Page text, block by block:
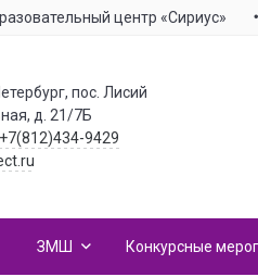
центр «Сириус»
пос. Лисий
д. 21/7Б
+7(812)434-9429
ЗМШ Конкурсные